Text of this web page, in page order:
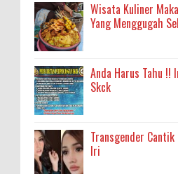
Wisata Kuliner
Yang Menggugah
Anda Harus Tahu !!
Skck
Transgender
Iri